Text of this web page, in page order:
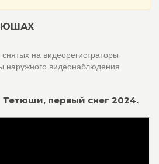
на видеорегистраторы
наружного видеонаблюдения
Тетюши, первый снег 2024.